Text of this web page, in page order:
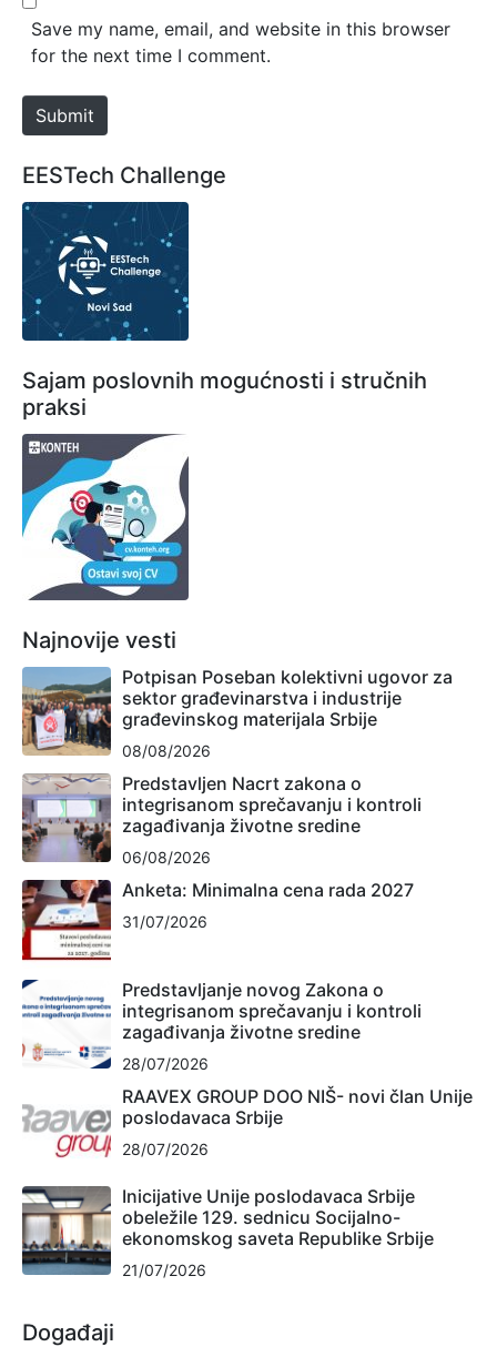
*
e
Save my name, email, and website in this browser
for the next time I comment.
Submit
EESTech Challenge
Sajam poslovnih mogućnosti i stručnih
praksi
Najnovije vesti
Potpisan Poseban kolektivni ugovor za
sektor građevinarstva i industrije
građevinskog materijala Srbije
08/08/2026
Predstavljen Nacrt zakona o
integrisanom sprečavanju i kontroli
zagađivanja životne sredine
06/08/2026
Anketa: Minimalna cena rada 2027
31/07/2026
Predstavljanje novog Zakona o
integrisanom sprečavanju i kontroli
zagađivanja životne sredine
28/07/2026
RAAVEX GROUP DOO NIŠ- novi član Unije
poslodavaca Srbije
28/07/2026
Inicijative Unije poslodavaca Srbije
obeležile 129. sednicu Socijalno-
ekonomskog saveta Republike Srbije
21/07/2026
Događaji